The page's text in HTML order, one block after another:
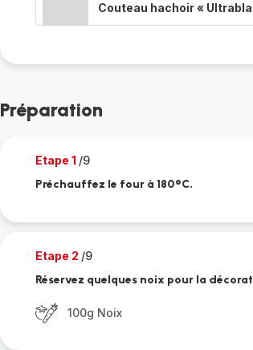
Couteau hachoir «
Préparation
Etape 1 /9
Préchauffez le four à 180°C.
Etape 2 /9
Réservez quelques noix pour la
100g Noix